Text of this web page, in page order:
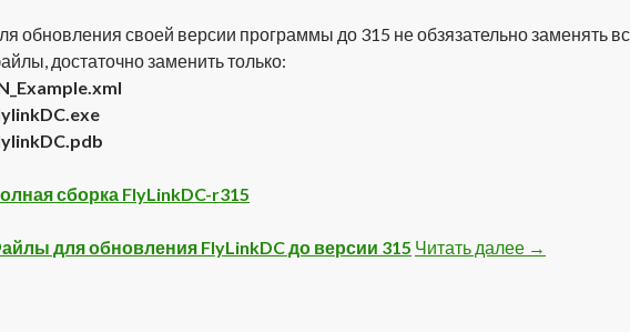
обновления своей версии программы до 315 не обзязательно заменять
достаточно заменить только:
сборка FlyLinkDC-r315
для обновления FlyLinkDC до версии 315 Читать далее Вышла
→